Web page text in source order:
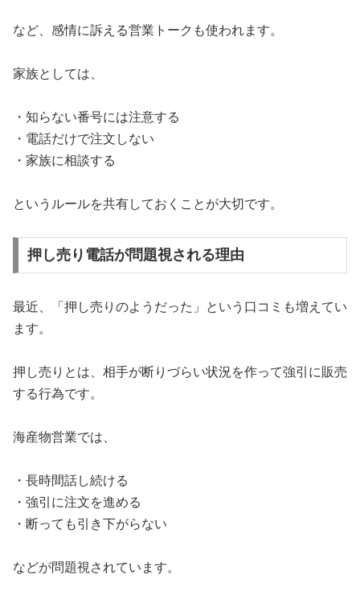
など、感情に訴える営業トークも使われます。
家族としては、
・知らない番号には注意する
・電話だけで注文しない
・家族に相談する
というルールを共有しておくことが大切です。
押し売り電話が問題視される理由
最近、「押し売りのようだった」という口コミも増えてい
ます。
押し売りとは、相手が断りづらい状況を作って強引に販売
する行為です。
海産物営業では、
・長時間話し続ける
・強引に注文を進める
・断っても引き下がらない
などが問題視されています。